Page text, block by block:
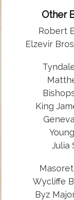
Other
Robert
Elzevir
King
Julia
Wycliffe
Byz